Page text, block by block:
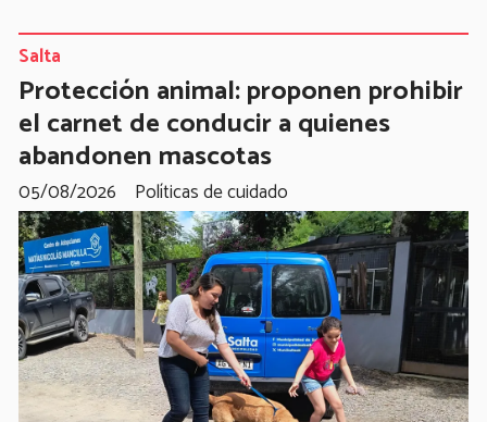
Protección animal: proponen prohibir
el carnet de conducir a quienes
abandonen mascotas
Políticas de cuidado
Salta
05/08/2026